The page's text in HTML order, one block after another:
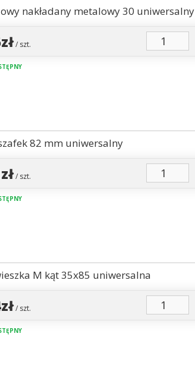
nakładany metalowy 30 uniwersalny
/ szt.
82 mm uniwersalny
/ szt.
M kąt 35x85 uniwersalna
/ szt.